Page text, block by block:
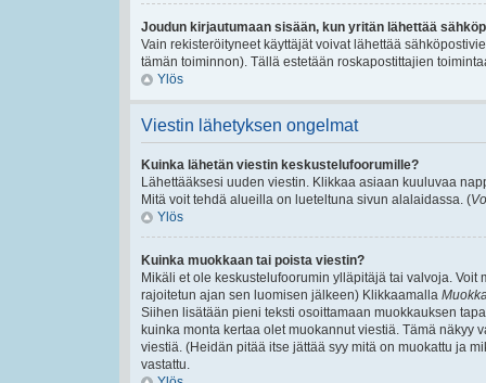
Joudun kirjautumaan sisään, kun yritän lähettää
Vain rekisteröityneet käyttäjät voivat lähettää
tämän toiminnon). Tällä estetään roskapostittajien
Ylös
Viestin lähetyksen ongelmat
Kuinka lähetän viestin keskustelufoorumille?
Lähettääksesi uuden viestin. Klikkaa asiaan kuuluvaa
Mitä voit tehdä alueilla on lueteltuna sivun alalaidassa. (
Ylös
Kuinka muokkaan tai poista viestin?
Mikäli et ole keskustelufoorumin ylläpitäjä tai valvoja.
rajoitetun ajan sen luomisen jälkeen) Klikkaamalla
Siihen lisätään pieni teksti osoittamaan muokkauksen
kuinka monta kertaa olet muokannut viestiä. Tämä näkyy
viestiä. (Heidän pitää itse jättää syy mitä on muokattu ja
vastattu.